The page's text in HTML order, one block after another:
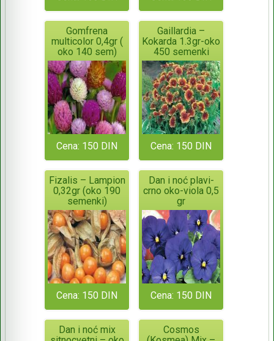
Gomfrena
multicolor 0,4gr (
oko 140 sem)
Cena: 150 DIN
Gaillardia –
Kokarda 1.3gr-oko
450 semenki
Cena: 150 DIN
Fizalis – Lampion
0,32gr (oko 190
semenki)
Cena: 150 DIN
Dan i noć plavi-
crno oko-viola 0,5
gr
Cena: 150 DIN
Dan i noć mix
Cosmos